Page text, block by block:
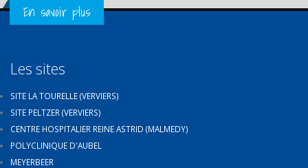
Get in Touch
En savoir plus
Les sites
SITE LA TOURELLE (VERVIERS)
SITE PELTZER (VERVIERS)
CENTRE HOSPITALIER REINE ASTRID (MALMEDY)
POLYCLINIQUE D'AUBEL
MEYERBEER